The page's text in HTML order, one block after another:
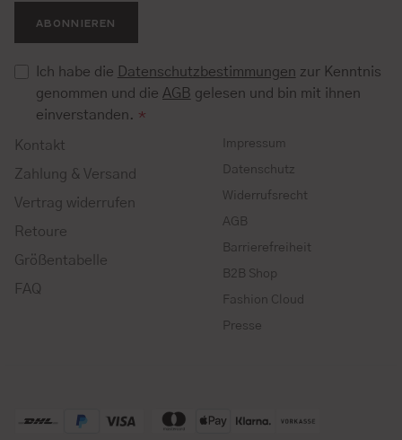
ABONNIEREN
Ich habe die Datenschutzbestimmungen zur Kenntnis
genommen und die AGB gelesen und bin mit ihnen
einverstanden. *
Kontakt
Zahlung & Versand
Vertrag widerrufen
Retoure
Größentabelle
FAQ
Impressum
Datenschutz
Widerrufsrecht
AGB
Barrierefreiheit
B2B Shop
Fashion Cloud
Presse